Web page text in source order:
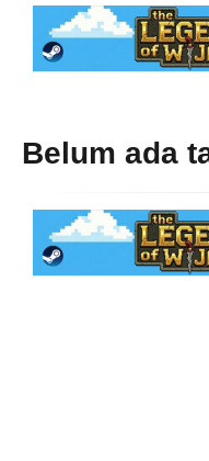
Belum ada